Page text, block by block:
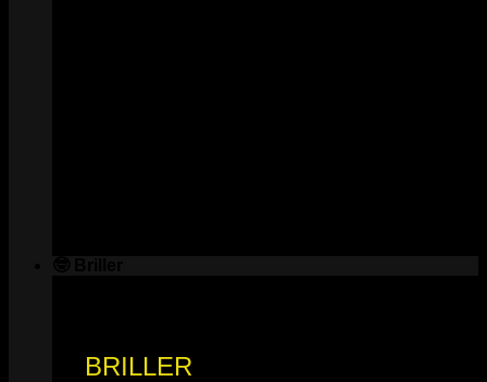
BRILLER